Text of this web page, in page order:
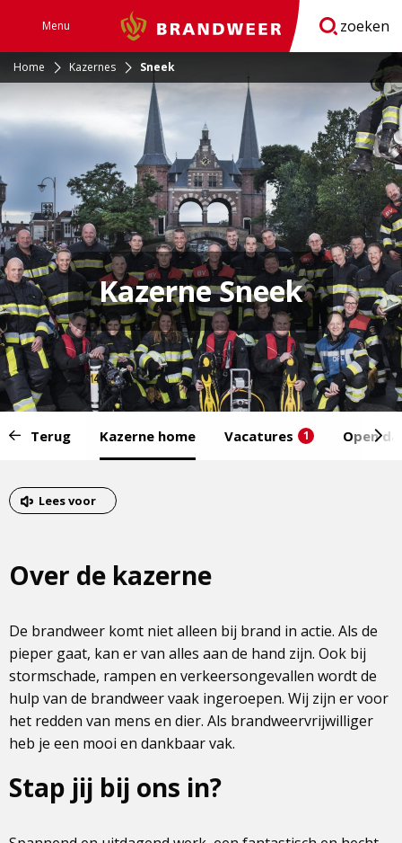
Menu Brandweer zoeken
Home Kazernes Sneek
Kazerne Sneek
van
menu:
Terug Kazerne home Vacatures 1 Open
van
het
Lees voor
Over de kazerne
De brandweer komt niet alleen bij brand in actie. Als de
pieper gaat, kan er van alles aan de hand zijn. Ook bij
stormschade, rampen en verkeersongevallen wordt de
hulp van de brandweer vaak ingeroepen. Wij zijn er voor
het redden van mens en dier. Als brandweervrijwilliger
heb je een mooi en dankbaar vak.
Stap jij bij ons in?